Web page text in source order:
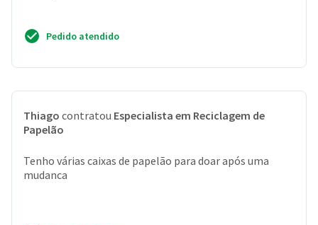
Pedido atendido
Thiago contratou Especialista em Reciclagem de
Papelão
Tenho várias caixas de papelão para doar após uma
mudanca